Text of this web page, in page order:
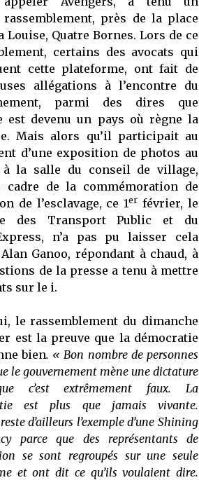
rassemblement, près de la place
Louise, Quatre Bornes. Lors de ce
certains des avocats qui
cette plateforme, ont fait de
allégations à l’encontre du
parmi des dires que
est devenu un pays où règne la
Mais alors qu’il participait au
d’une exposition de photos au
à la salle du conseil de village,
cadre de la commémoration de
de l’esclavage, ce 1er février, le
des Transport Public et du
n’a pas pu laisser cela
Ganoo, répondant à chaud, à
de la presse a tenu à mettre
sur le i.
le rassemblement du dimanche
est la preuve que la démocratie
bien. « Bon nombre de personnes
le gouvernement mène une dictature
c’est extrêmement faux. La
est plus que jamais vivante.
d’ailleurs l’exemple d’une Shining
parce que des représentants de
se sont regroupés sur une seule
et ont dit ce qu’ils voulaient dire.